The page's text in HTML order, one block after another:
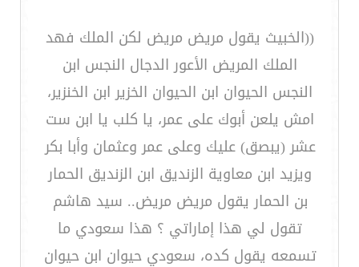
((الخبيث يقول مريض مريض لكن الملك فهد
الملك المريض الأعور الدجال النجس ابن
النجس الحيوان ابن الحيوان الخزير ابن الخنزير،
امش يلعن أبوك على عمر، يا كلب يا ابن ست
عشر (يبصق) عليك وعلى عمر وعثمان وأبا بكر
ويزيد ابن معاوية الزنديق ابن الزنديق الحمار
بن الحمار يقول مريض مريض.. سيد هاشم
تقول لي هذا إماراتي ؟ هذا سعودي ما
تسمعه يقول كده، سعودي حيوان ابن حيوان